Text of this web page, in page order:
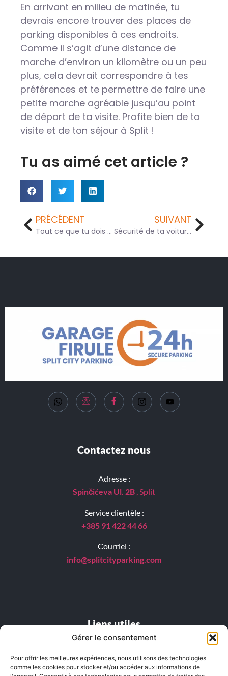
Gérer le consentement
Pour offrir les meilleures expériences, nous utilisons des technologies
comme les cookies pour stocker et/ou accéder aux informations de
En arrivant en milieu de matinée, tu
devrais encore trouver des places de
parking disponibles à ces endroits.
Comme il s’agit d’une distance de
marche d’environ un kilomètre ou un peu
plus, cela devrait correspondre à tes
préférences et te permettre de faire une
petite marche agréable jusqu’au point
de départ de ta visite. Profite bien de ta
visite et de ton séjour à Split !
Tu as aimé cet article ?
PRÉCÉDENT
Tout ce que tu dois savoir pour voyager en voiture en Croatie
SUIVANT
Sécurité de ta voiture à Split
Contactez nous
Adresse :
Spinčićeva Ul. 2B , Split
Service clientèle :
+385 91 422 44 66
Courriel :
info@splitcityparking.com
Liens utiles
Liste de prix